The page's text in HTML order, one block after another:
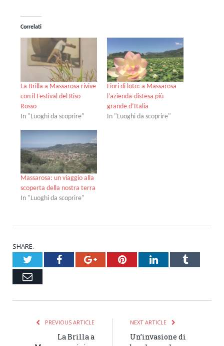
Twitter
(Si
apre
nuova
finestra)
nuova
finestra)
Correlati
La Brilla a Massarosa rivive
con il Festival del Riso
Rosso
In "Luoghi da scoprire"
Fiori di loto: a Massarosa
l’azienda-distesa più
grande d’Italia
In "Luoghi da scoprire"
Massarosa: un viaggio alla
scoperta della nostra terra
In "Luoghi da scoprire"
SHARE.
TwitterFacebookGoogle+PinterestLinkedInTumblr
Email
PREVIOUS ARTICLE
La Brilla a
NEXT ARTICLE
Un’invasione di